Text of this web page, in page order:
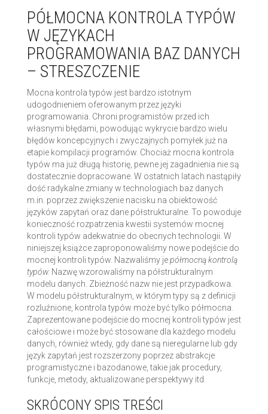
PÓŁMOCNA KONTROLA TYPÓW
W JĘZYKACH
PROGRAMOWANIA BAZ DANYCH
– STRESZCZENIE
Mocna kontrola typów jest bardzo istotnym
udogodnieniem oferowanym przez języki
programowania. Chroni programistów przed ich
własnymi błędami, powodując wykrycie bardzo wielu
błędów koncepcyjnych i zwyczajnych pomyłek już na
etapie kompilacji programów. Chociaż mocna kontrola
typów ma już długą historię, pewne jej zagadnienia nie są
dostatecznie dopracowane. W ostatnich latach nastąpiły
dość radykalne zmiany w technologiach baz danych
m.in. poprzez zwiększenie nacisku na obiektowość
języków zapytań oraz dane półstrukturalne. To powoduje
konieczność rozpatrzenia kwestii systemów mocnej
kontroli typów adekwatnie do obecnych technologii. W
niniejszej książce zaproponowaliśmy nowe podejście do
mocnej kontroli typów. Nazwaliśmy jepółmocną kontrolą
typów. Nazwę wzorowaliśmy na półstrukturalnym
modelu danych. Zbieżność nazw nie jest przypadkowa.
W modelu półstrukturalnym, w którym typy są z definicji
rozluźnione, kontrola typów może być tylko półmocna.
Zaprezentowane podejście do mocnej kontroli typów jest
całościowe i może być stosowane dla każdego modelu
danych, również wtedy, gdy dane są nieregularne lub gdy
język zapytań jest rozszerzony poprzez abstrakcje
programistyczne i bazodanowe, takie jak procedury,
funkcje, metody, aktualizowane perspektywy itd.
SKRÓCONY SPIS TREŚCI